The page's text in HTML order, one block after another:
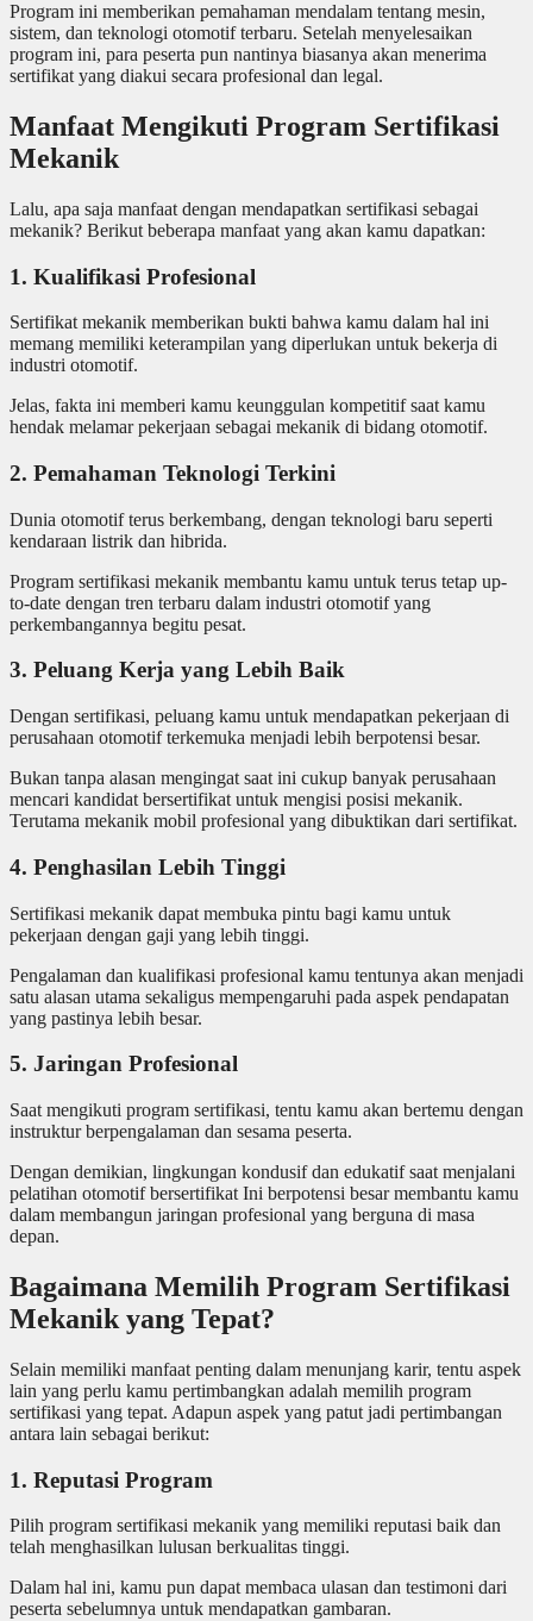
Program ini memberikan pemahaman mendalam tentang mesin,
sistem, dan teknologi otomotif terbaru. Setelah menyelesaikan
program ini, para peserta pun nantinya biasanya akan menerima
sertifikat yang diakui secara profesional dan legal.
Manfaat Mengikuti Program Sertifikasi
Mekanik
Lalu, apa saja manfaat dengan mendapatkan sertifikasi sebagai
mekanik? Berikut beberapa manfaat yang akan kamu dapatkan:
1. Kualifikasi Profesional
Sertifikat mekanik memberikan bukti bahwa kamu dalam hal ini
memang memiliki keterampilan yang diperlukan untuk bekerja di
industri otomotif.
Jelas, fakta ini memberi kamu keunggulan kompetitif saat kamu
hendak melamar pekerjaan sebagai mekanik di bidang otomotif.
2. Pemahaman Teknologi Terkini
Dunia otomotif terus berkembang, dengan teknologi baru seperti
kendaraan listrik dan hibrida.
Program sertifikasi mekanik membantu kamu untuk terus tetap up-
to-date dengan tren terbaru dalam industri otomotif yang
perkembangannya begitu pesat.
3. Peluang Kerja yang Lebih Baik
Dengan sertifikasi, peluang kamu untuk mendapatkan pekerjaan di
perusahaan otomotif terkemuka menjadi lebih berpotensi besar.
Bukan tanpa alasan mengingat saat ini cukup banyak perusahaan
mencari kandidat bersertifikat untuk mengisi posisi mekanik.
Terutama mekanik mobil profesional yang dibuktikan dari sertifikat.
4. Penghasilan Lebih Tinggi
Sertifikasi mekanik dapat membuka pintu bagi kamu untuk
pekerjaan dengan gaji yang lebih tinggi.
Pengalaman dan kualifikasi profesional kamu tentunya akan menjadi
satu alasan utama sekaligus mempengaruhi pada aspek pendapatan
yang pastinya lebih besar.
5. Jaringan Profesional
Saat mengikuti program sertifikasi, tentu kamu akan bertemu dengan
instruktur berpengalaman dan sesama peserta.
Dengan demikian, lingkungan kondusif dan edukatif saat menjalani
pelatihan otomotif bersertifikat Ini berpotensi besar membantu kamu
dalam membangun jaringan profesional yang berguna di masa
depan.
Bagaimana Memilih Program Sertifikasi
Mekanik yang Tepat?
Selain memiliki manfaat penting dalam menunjang karir, tentu aspek
lain yang perlu kamu pertimbangkan adalah memilih program
sertifikasi yang tepat. Adapun aspek yang patut jadi pertimbangan
antara lain sebagai berikut:
1. Reputasi Program
Pilih program sertifikasi mekanik yang memiliki reputasi baik dan
telah menghasilkan lulusan berkualitas tinggi.
Dalam hal ini, kamu pun dapat membaca ulasan dan testimoni dari
peserta sebelumnya untuk mendapatkan gambaran.